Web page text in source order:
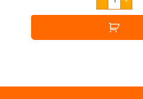
8,90 €.7,49 €.
Force
Pink
Passion
Aroma
30ml